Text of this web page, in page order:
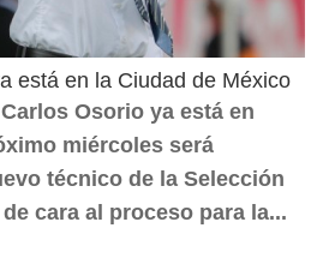
está en la Ciudad de México
Osorio ya está en
miércoles será
técnico de la Selección
cara al proceso para la...